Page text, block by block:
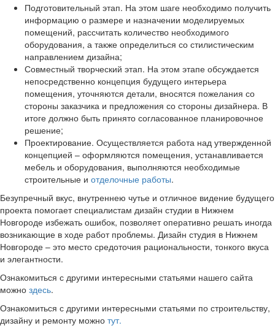
Подготовительный этап. На этом шаге необходимо получить
информацию о размере и назначении моделируемых
помещений, рассчитать количество необходимого
оборудования, а также определиться со стилистическим
направлением дизайна;
Совместный творческий этап. На этом этапе обсуждается
непосредственно концепция будущего интерьера
помещения, уточняются детали, вносятся пожелания со
стороны заказчика и предложения со стороны дизайнера. В
итоге должно быть принято согласованное планировочное
решение;
Проектирование. Осуществляется работа над утвержденной
концепцией – оформляются помещения, устанавливается
мебель и оборудования, выполняются необходимые
строительные и отделочные работы.
Безупречный вкус, внутреннею чутье и отличное видение будущего
проекта помогает специалистам дизайн студии в Нижнем
Новгороде избежать ошибок, позволяет оперативно решать иногда
возникающие в ходе работ проблемы. Дизайн студия в Нижнем
Новгороде – это место средоточия рациональности, тонкого вкуса
и элегантности.
Ознакомиться с другими интересными статьями нашего сайта
можно здесь.
Ознакомиться с другими интересными статьями по строительству,
дизайну и ремонту можно тут.